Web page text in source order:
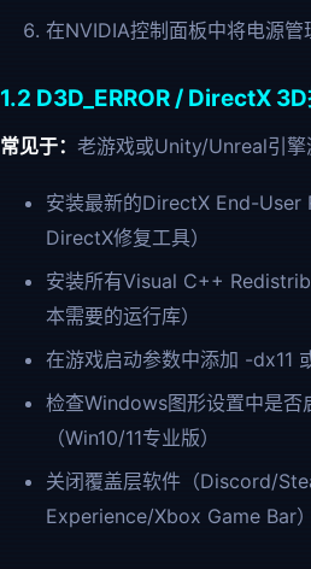
在NVIDIA控制面板中将电源
1.2 D3D_ERROR / DirectX
常见于： 老游戏或Unity/Unreal引擎
安装最新的DirectX End-User
DirectX修复工具）
安装所有Visual C++
本需要的运行库）
在游戏启动参数中添加 -dx11
检查Windows图形设置中是否
（Win10/11专业版）
关闭覆盖层软件（Discord/
Experience/Xbox Game Bar）